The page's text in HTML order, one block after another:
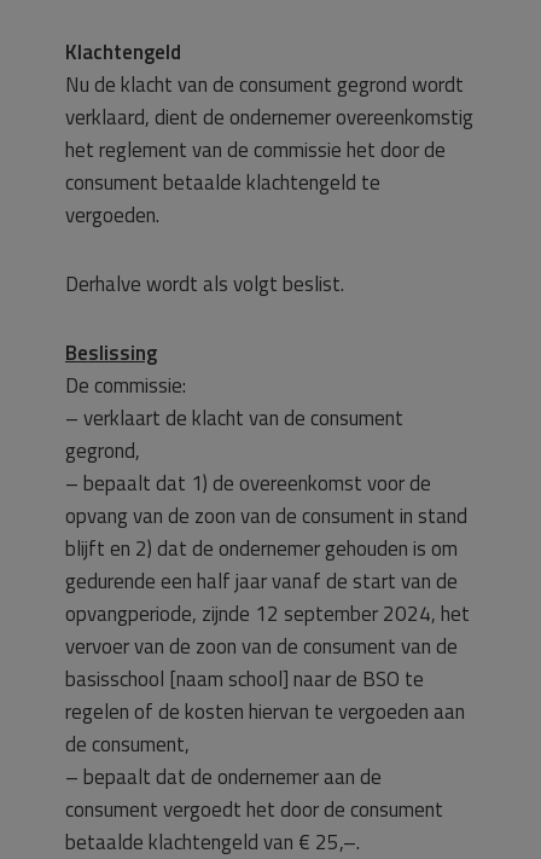
Klachtengeld
Nu de klacht van de consument gegrond wordt
verklaard, dient de ondernemer overeenkomstig
het reglement van de commissie het door de
consument betaalde klachtengeld te
vergoeden.
Derhalve wordt als volgt beslist.
Beslissing
De commissie:
– verklaart de klacht van de consument
gegrond,
– bepaalt dat 1) de overeenkomst voor de
opvang van de zoon van de consument in stand
blijft en 2) dat de ondernemer gehouden is om
gedurende een half jaar vanaf de start van de
opvangperiode, zijnde 12 september 2024, het
vervoer van de zoon van de consument van de
basisschool [naam school] naar de BSO te
regelen of de kosten hiervan te vergoeden aan
de consument,
– bepaalt dat de ondernemer aan de
consument vergoedt het door de consument
betaalde klachtengeld van € 25,–.